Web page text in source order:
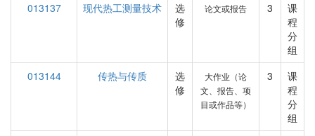
013137
现代热工测量技术
选
修
论文或报告 3
课
程
分
组
013144
传热与传质
选
修
大作业（论
文、报告、项
目或作品等）
3
课
程
分
组